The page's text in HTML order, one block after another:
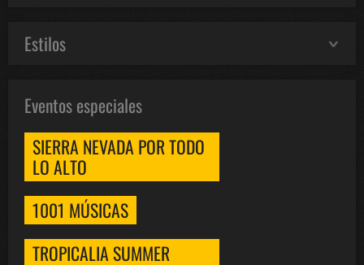
Estilos
Eventos especiales
SIERRA NEVADA POR TODO
LO ALTO
1001 MÚSICAS
TROPICALIA SUMMER